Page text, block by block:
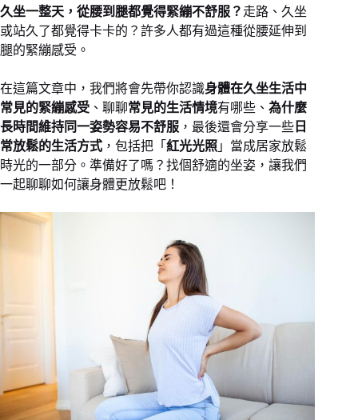
久坐一整天，從腰到腿都覺得緊繃不舒服？ 走路、久坐
或站久了都覺得卡卡的？許多人都有過這種從腰延伸到
腿的緊繃感受。
在這篇文章中，我們將會先帶你認識身體在久坐生活中
常見的緊繃感受 、聊聊常見的生活情境有哪些、 為什麼
長時間維持同一姿勢容易不舒服 ，最後還會分享一些 日
常放鬆的生活方式 ，包括把「 紅光光照 」當成居家放鬆
時光的一部分。準備好了嗎？找個舒適的坐姿，讓我們
一起聊聊如何讓身體更放鬆吧！